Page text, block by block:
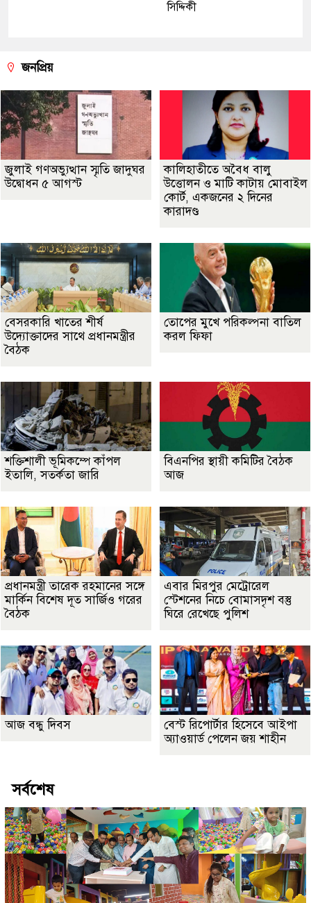
সিদ্দিকী
জনপ্রিয়
জুলাই গণঅভ্যুত্থান স্মৃতি জাদুঘর
উদ্বোধন ৫ আগস্ট
কালিহাতীতে অবৈধ বালু
উত্তোলন ও মাটি কাটায় মোবাইল
কোর্ট, একজনের ২ দিনের
কারাদণ্ড
বেসরকারি খাতের শীর্ষ
উদ্যোক্তাদের সাথে প্রধানমন্ত্রীর
বৈঠক
তোপের মুখে পরিকল্পনা বাতিল
করল ফিফা
শক্তিশালী ভূমিকম্পে কাঁপল
ইতালি, সতর্কতা জারি
বিএনপির স্থায়ী কমিটির বৈঠক
আজ
প্রধানমন্ত্রী তারেক রহমানের সঙ্গে
মার্কিন বিশেষ দূত সার্জিও গরের
বৈঠক
এবার মিরপুর মেট্রোরেল
স্টেশনের নিচে বোমাসদৃশ বস্তু
ঘিরে রেখেছে পুলিশ
আজ বন্ধু দিবস
বেস্ট রিপোর্টার হিসেবে আইপা
অ্যাওয়ার্ড পেলেন জয় শাহীন
সর্বশেষ